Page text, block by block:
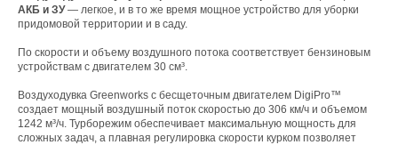
АКБ и ЗУ— легкое, и в то же время мощное устройство для уборки
придомовой территории и в саду.
По скорости и объему воздушного потока соответствует бензиновым
устройствам с двигателем 30 см³.
Воздуходувка Greenworks с бесщеточным двигателем DigiPro™
создает мощный воздушный поток скоростью до 306 км/ч и объемом
1242 м³/ч. Турборежим обеспечивает максимальную мощность для
сложных задач, а плавная регулировка скорости курком позволяет